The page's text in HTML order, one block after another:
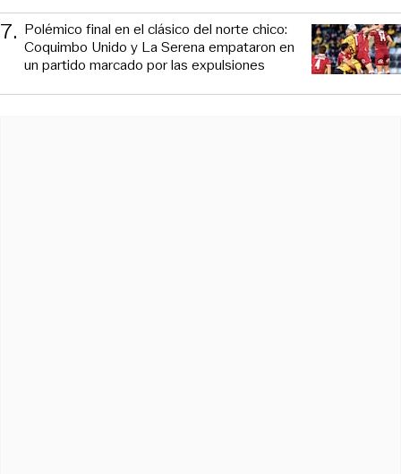
7. Polémico final en el clásico del norte chico:
Coquimbo Unido y La Serena empataron en
un partido marcado por las expulsiones